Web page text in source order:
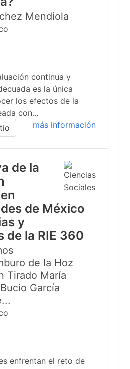
Mendiola
continua y
es la única
los efectos de la
con...
más información
de la
de México
y
de la RIE 360
de la Hoz
Tirado María
García
enfrentan el reto de